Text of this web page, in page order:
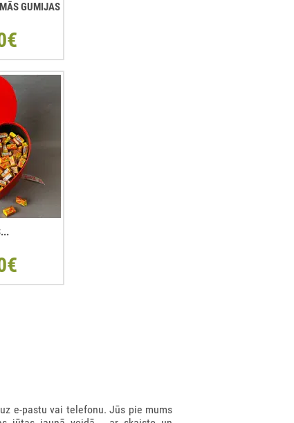
GUMIJAS
e-pastu vai telefonu. Jūs pie mums